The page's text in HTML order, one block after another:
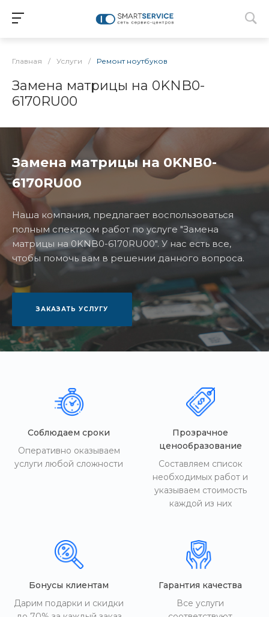
Главная / Услуги / Ремонт ноутбуков
Замена матрицы на 0KNB0-
6170RU00
Замена матрицы на 0KNB0-
6170RU00
Наша компания, предлагает воспользоваться
полным спектром работ по услуге "Замена
матрицы на 0KNB0-6170RU00". У нас есть все,
чтобы помочь вам в решении данного вопроса.
ЗАКАЗАТЬ УСЛУГУ
Соблюдаем сроки
Оперативно оказываем
услуги любой сложности
Прозрачное
ценообразование
Составляем список
необходимых работ и
указываем стоимость
каждой из них
Бонусы клиентам
Дарим подарки и скидки
Гарантия качества
Все услуги